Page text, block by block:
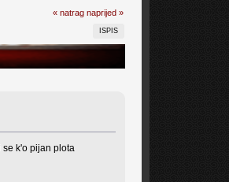
« natrag naprijed »
ISPIS
se k'o pijan plota